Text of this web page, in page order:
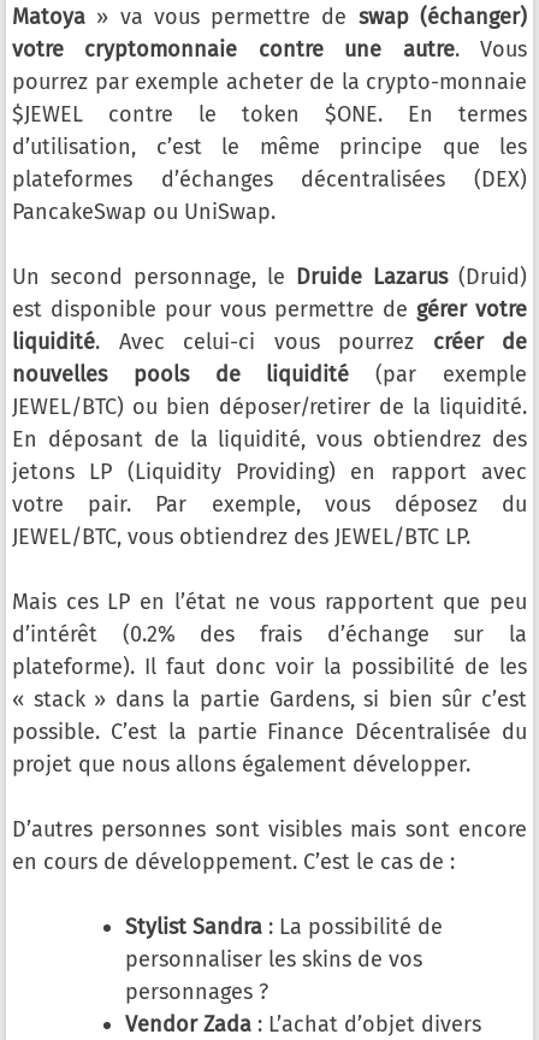
Matoya » va vous permettre de swap (échanger)
votre cryptomonnaie contre une autre. Vous
pourrez par exemple acheter de la crypto-monnaie
$JEWEL contre le token $ONE. En termes
d’utilisation, c’est le même principe que les
plateformes d’échanges décentralisées (DEX)
PancakeSwap ou UniSwap.
Un second personnage, le Druide Lazarus(Druid)
est disponible pour vous permettre de gérer votre
liquidité. Avec celui-ci vous pourrez créer de
nouvelles pools de liquidité (par exemple
JEWEL/BTC) ou bien déposer/retirer de la liquidité.
En déposant de la liquidité, vous obtiendrez des
jetons LP (Liquidity Providing) en rapport avec
votre pair. Par exemple, vous déposez du
JEWEL/BTC, vous obtiendrez des JEWEL/BTC LP.
Mais ces LP en l’état ne vous rapportent que peu
d’intérêt (0.2% des frais d’échange sur la
plateforme). Il faut donc voir la possibilité de les
« stack » dans la partie Gardens, si bien sûr c’est
possible. C’est la partie Finance Décentralisée du
projet que nous allons également développer.
D’autres personnes sont visibles mais sont encore
en cours de développement. C’est le cas de :
Stylist Sandra : La possibilité de
personnaliser les skins de vos
personnages ?
Vendor Zada : L’achat d’objet divers